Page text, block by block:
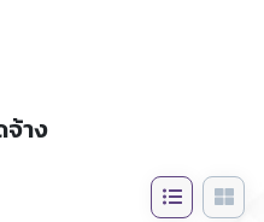
จ้าง